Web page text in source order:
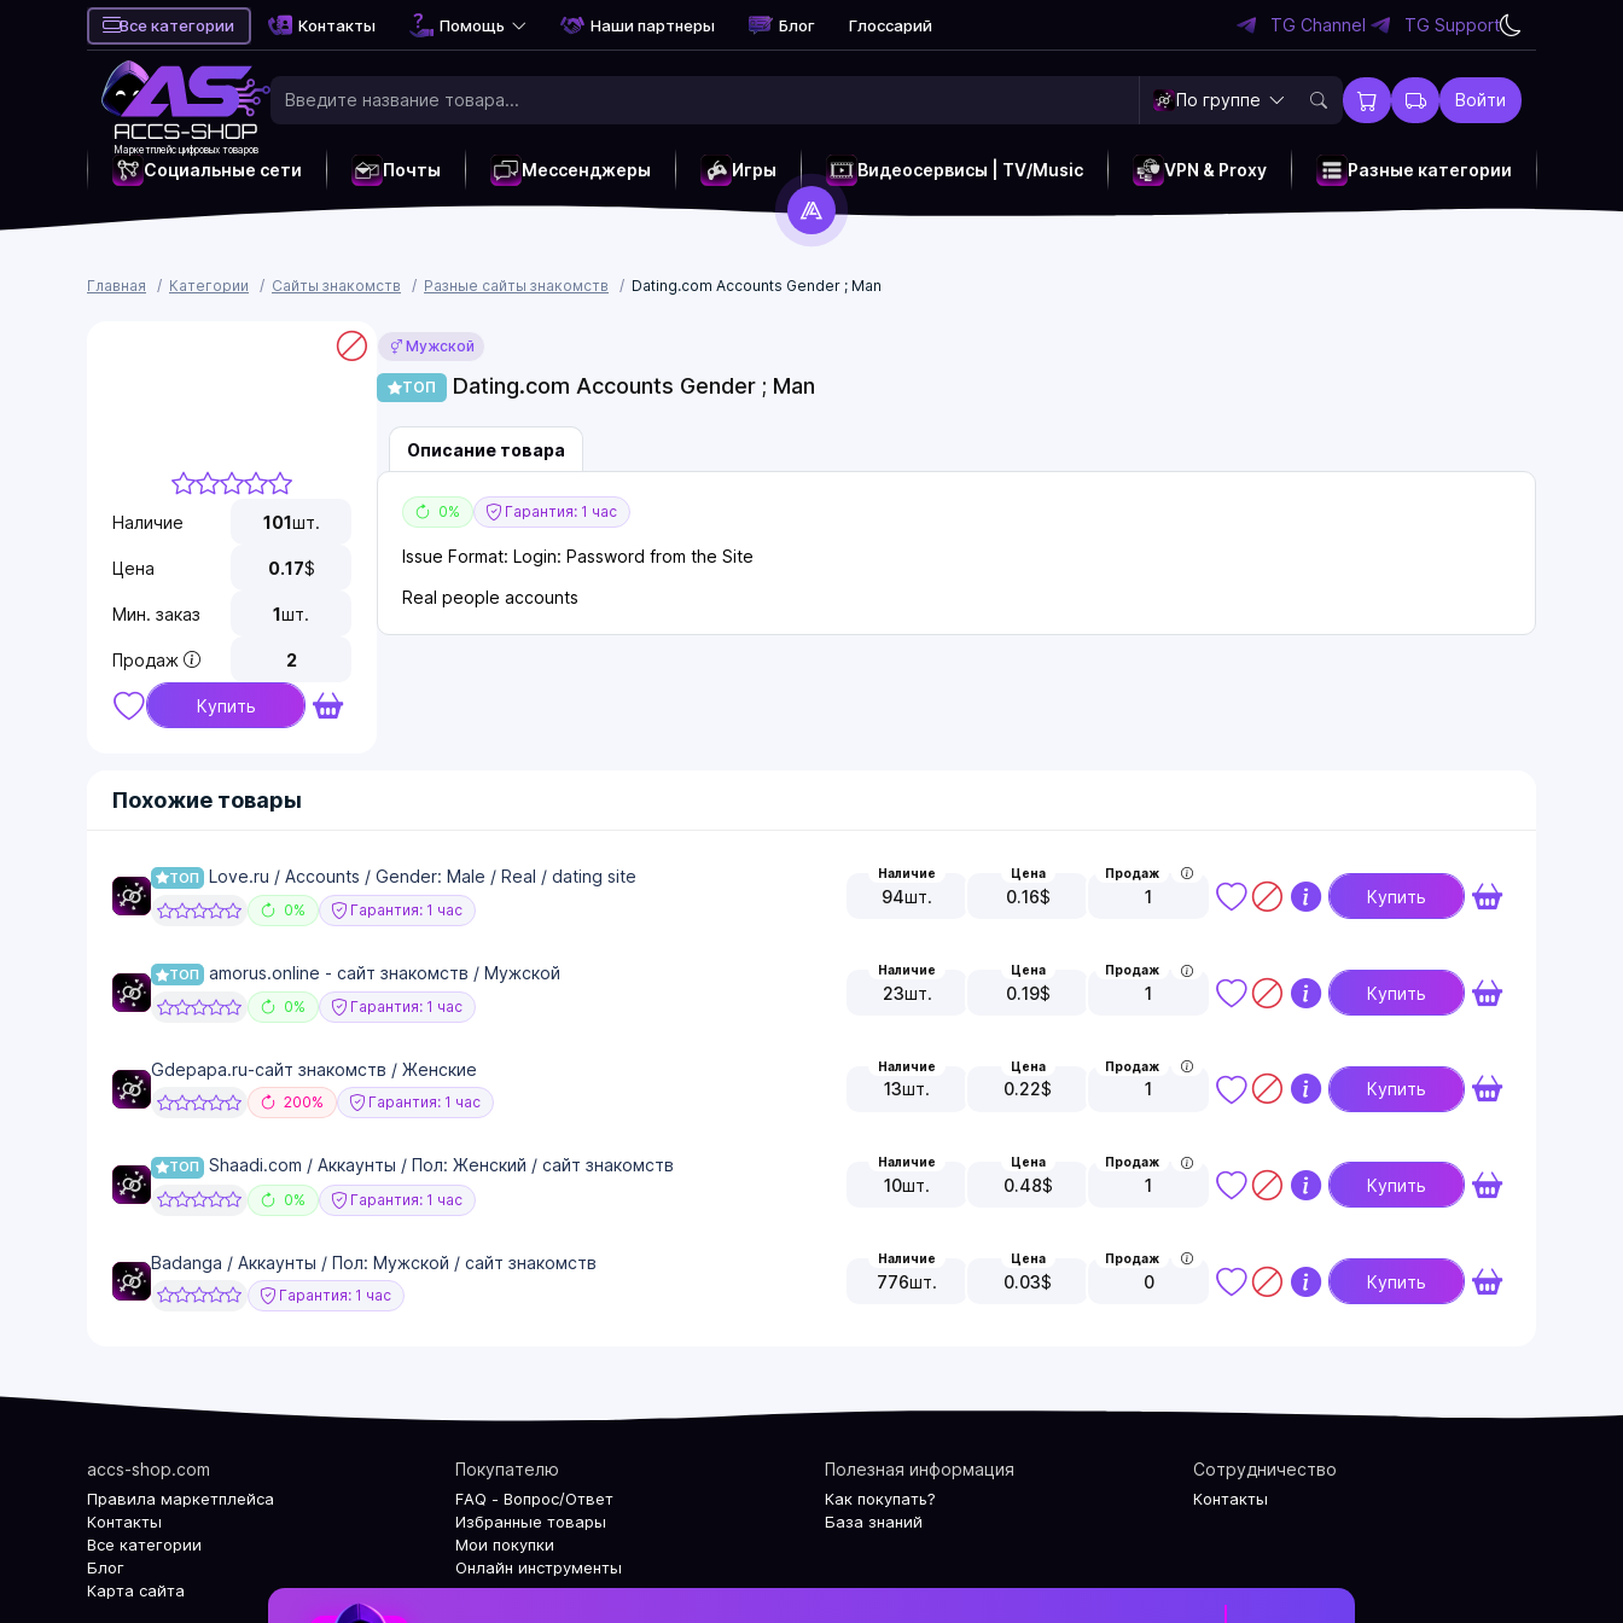
Все категории Контакты Помощь Наши партнеры Блог Глоссарий TG Channel TG Support
Маркетплейс цифровых товаров
По группе Войти
Социальные сети Почты Мессенджеры Игры Видеосервисы | TV/Music VPN & Proxy Разные категории
Главная Категории Сайты знакомств Разные сайты знакомств Dating.com Accounts Gender ; Man
Наличие 101шт.
Цена 0.17$
Мин. заказ 1шт.
Продаж 2
Купить
Мужской
ТОП Dating.com Accounts Gender ; Man
Описание товара
0% Гарантия: 1 час
Issue Format: Login: Password from the Site
Real people accounts
Похожие товары
ТОП Love.ru / Accounts / Gender: Male / Real / dating site
0% Гарантия: 1 час
Наличие
94шт.
Цена
0.16$
Продаж
1 Купить
ТОП amorus.online - сайт знакомств / Мужской
0% Гарантия: 1 час
Наличие
23шт.
Цена
0.19$
Продаж
1 Купить
Gdepapa.ru-сайт знакомств / Женские
200% Гарантия: 1 час
Наличие
13шт.
Цена
0.22$
Продаж
1 Купить
ТОП Shaadi.com / Аккаунты / Пол: Женский / сайт знакомств
0% Гарантия: 1 час
Наличие
10шт.
Цена
0.48$
Продаж
1 Купить
Badanga / Аккаунты / Пол: Мужской / сайт знакомств
Гарантия: 1 час
Наличие
776шт.
Цена
0.03$
Продаж
0 Купить
accs-shop.com
Правила маркетплейса
Контакты
Все категории
Блог
Карта сайта
Покупателю
FAQ - Вопрос/Ответ
Избранные товары
Мои покупки
Онлайн инструменты
Полезная информация
Как покупать?
База знаний
Сотрудничество
Контакты